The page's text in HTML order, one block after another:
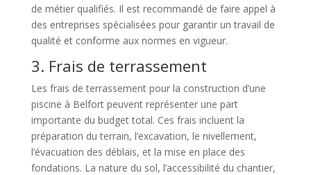
de métier qualifiés. Il est recommandé de faire appel à
des entreprises spécialisées pour garantir un travail de
qualité et conforme aux normes en vigueur.
3. Frais de terrassement
Les frais de terrassement pour la construction d’une
piscine à Belfort peuvent représenter une part
importante du budget total. Ces frais incluent la
préparation du terrain, l’excavation, le nivellement,
l’évacuation des déblais, et la mise en place des
fondations. La nature du sol, l’accessibilité du chantier,